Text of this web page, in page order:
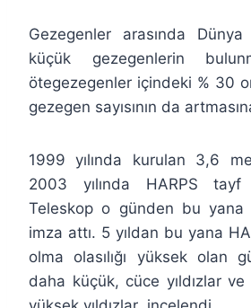
Gezegenler arasında
küçük gezegenlerin
ötegezegenler içindeki % 30
gezegen sayısının da
1999 yılında kurulan 3,6
2003 yılında HARPS
Teleskop o günden bu yana
imza attı. 5 yıldan bu yana
olma olasılığı yüksek olan
daha küçük, cüce yıldızlar